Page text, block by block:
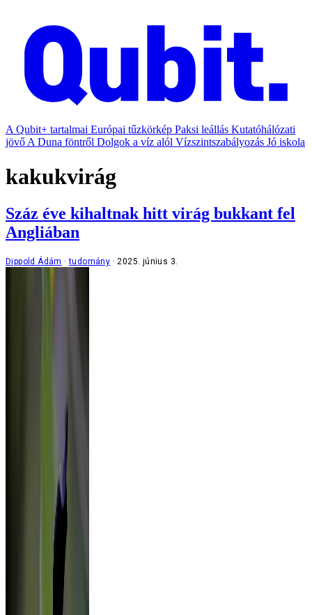
A Qubit+ tartalmai Európai tűzkörkép Paksi leállás Kutatóhálózati
jövő A Duna föntről Dolgok a víz alól Vízszintszabályozás Jó iskola
kakukvirág
Száz éve kihaltnak hitt virág bukkant fel
Angliában
Dippold Ádám tudomány 2025. június 3.